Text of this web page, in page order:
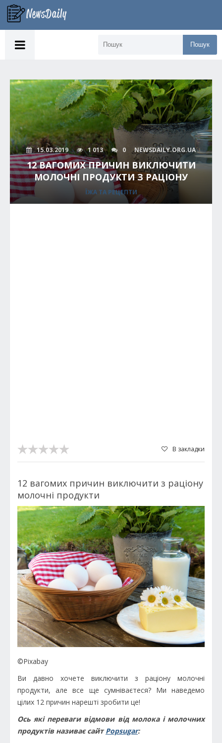
Пошук
15.03.2019 1 013 0 NEWSDAILY.ORG.UA
12 ВАГОМИХ ПРИЧИН ВИКЛЮЧИТИ
МОЛОЧНІ ПРОДУКТИ З РАЦІОНУ
ЇЖА ТА РЕЦЕПТИ
В закладки
12 вагомих причин виключити з раціону
молочні продукти
©Pixabay
Ви давно хочете виключити з раціону молочні
продукти, але все ще сумніваєтеся? Ми наведемо
цілих 12 причин нарешті зробити це!
Ось які переваги відмови від молока і молочних
продуктів називає сайтPopsugar: